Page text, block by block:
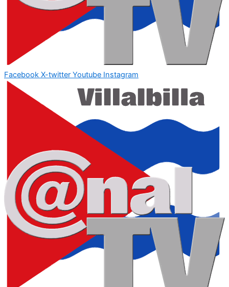
Facebook X-twitter Youtube Instagram